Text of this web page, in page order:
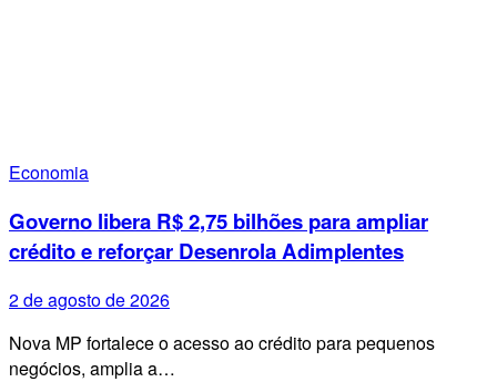
Economia
Governo libera R$ 2,75 bilhões para ampliar
crédito e reforçar Desenrola Adimplentes
2 de agosto de 2026
Nova MP fortalece o acesso ao crédito para pequenos
negócios, amplia a…